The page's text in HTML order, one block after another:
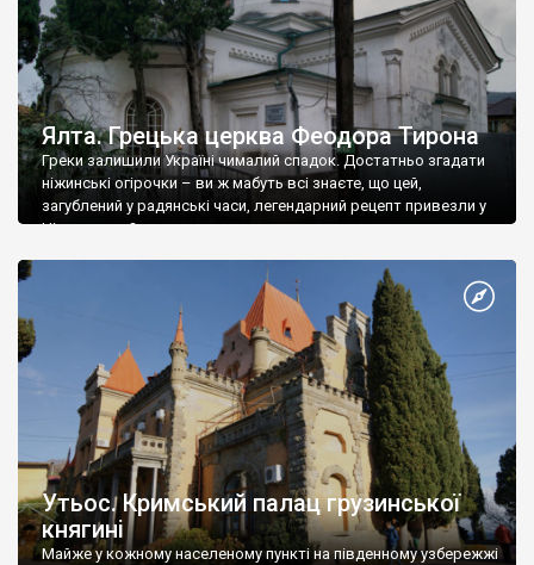
Ялта. Грецька церква Феодора Тирона
Греки залишили Україні чималий спадок. Достатньо згадати
ніжинські огірочки – ви ж мабуть всі знаєте, що цей,
загублений у радянські часи, легендарний рецепт привезли у
Ніжин греки?
Утьос. Кримський палац грузинської
княгині
Майже у кожному населеному пункті на південному узбережжі